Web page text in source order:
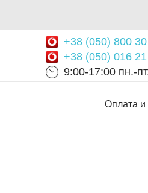
+38 (050) 800
+38 (050) 016
9:00-17:00 пн.-
Оплата и